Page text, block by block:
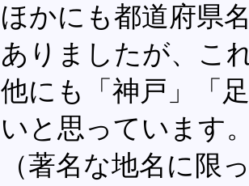
ほかにも都道府県
ありましたが、こ
他にも「神戸」「
いと思っています
（著名な地名に限